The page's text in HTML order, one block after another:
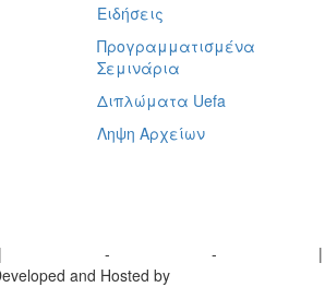
Ειδήσεις
Προγραμματισμένα
Σεμινάρια
Διπλώματα Uefa
Ληψη Αρχείων
- -
|
and Hosted by